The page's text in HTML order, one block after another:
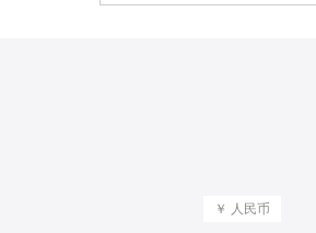
￥ 人民币